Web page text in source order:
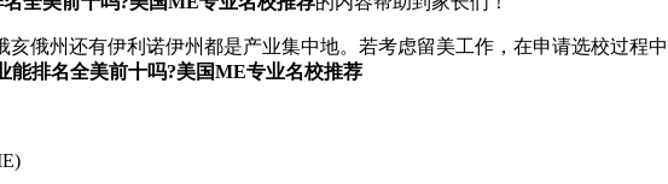
州还有伊利诺伊州都是产业集中地。若考虑留美工作，在申请选校过程
能排名全美前十吗?美国ME专业名校推荐